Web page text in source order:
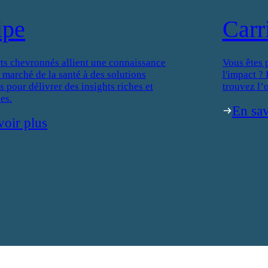
chevronnés allient une connaissance
de la santé à des solutions
pour délivrer des insights riches et
plus
Vous êtes
l'impact ?
trouvez
En